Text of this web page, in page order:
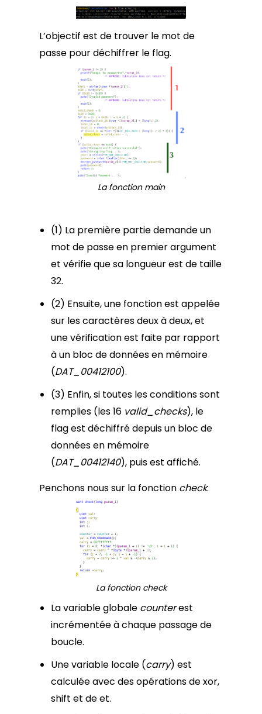
L’objectif est de trouver le mot de
passe pour déchiffrer le flag.
La fonction main
(1) La première partie demande un
mot de passe en premier argument
et vérifie que sa longueur est de taille
32.
(2) Ensuite, une fonction est appelée
sur les caractères deux à deux, et
une vérification est faite par rapport
à un bloc de données en mémoire
(DAT_00412100).
(3) Enfin, si toutes les conditions sont
remplies (les 16 valid_checks), le
flag est déchiffré depuis un bloc de
données en mémoire
(DAT_00412140), puis est affiché.
Penchons nous sur la fonction check:
La fonction check
La variable globale counterest
incrémentée à chaque passage de
boucle.
Une variable locale (carry) est
calculée avec des opérations de xor,
shift et de et.